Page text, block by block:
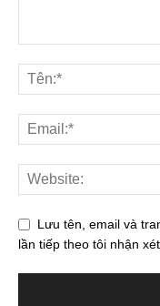
Lưu tên, email và
lần tiếp theo tôi nhận xét.